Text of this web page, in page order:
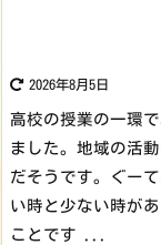
2026年8月5日
高校の授業の一環
ました。地域の活
だそうです。ぐー
い時と少ない時が
ことです ...